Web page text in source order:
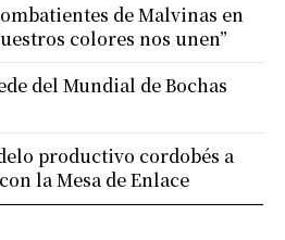
de Malvinas en
colores nos unen”
del Mundial de Bochas
productivo cordobés a
la Mesa de Enlace